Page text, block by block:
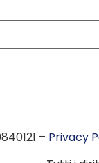
– Privacy